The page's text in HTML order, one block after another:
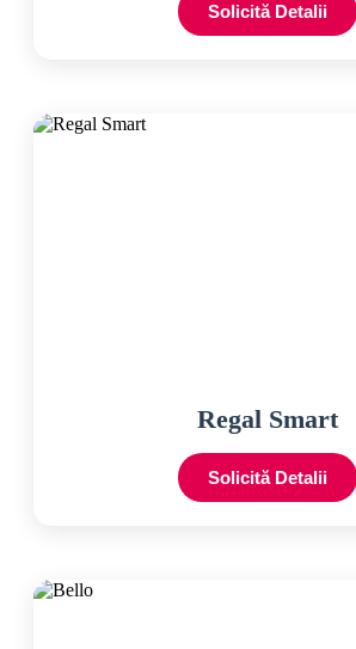
Solicită Detalii
Regal Smart
Solicită Detalii